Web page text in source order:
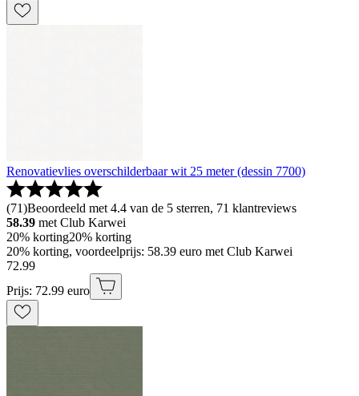
Renovatievlies overschilderbaar wit 25 meter (dessin 7700)
(71)Beoordeeld met 4.4 van de 5 sterren, 71 klantreviews
58.39 met Club Karwei
20% korting20% korting
20% korting, voordeelprijs: 58.39 euro met Club Karwei
72.99
Prijs: 72.99 euro